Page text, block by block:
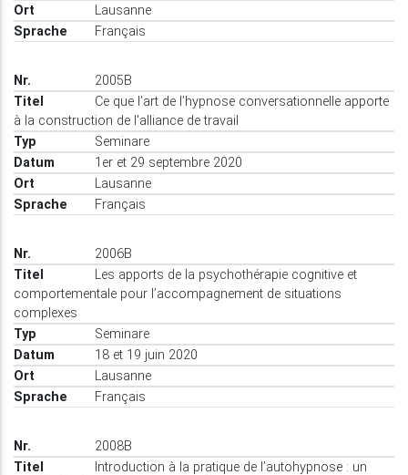
Lausanne
Français
2005B
Ce que l’art de l’hypnose conversationnelle apporte
à la construction de l'alliance de travail
Seminare
1er et 29 septembre 2020
Lausanne
Français
2006B
Les apports de la psychothérapie cognitive et
comportementale pour l’accompagnement de situations
complexes
Seminare
18 et 19 juin 2020
Lausanne
Français
2008B
Introduction à la pratique de l’autohypnose : un